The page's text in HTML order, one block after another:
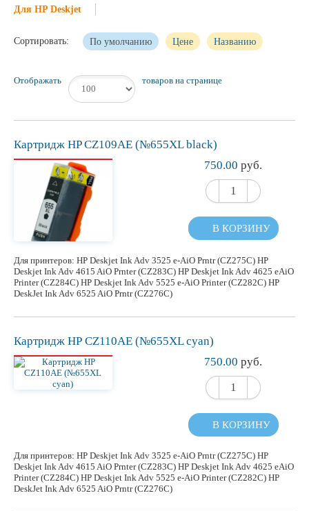
Для HP Deskjet
Сортировать: По умолчанию Цене Названию
Отображать товаров на странице
Картридж HP CZ109AE (№655XL black)
750.00 руб.
В КОРЗИНУ
Для принтеров: HP Deskjet Ink Adv 3525 e-AiO Prntr (CZ275C) HP
Deskjet Ink Adv 4615 AiO Prnter (CZ283C) HP Deskjet Ink Adv 4625 eAiO
Printer (CZ284C) HP Deskjet Ink Adv 5525 e-AiO Printer (CZ282C) HP
DeskJet Ink Adv 6525 AiO Prntr (CZ276C)
Картридж НР CZ110AE (№655XL cyan)
750.00 руб.
В КОРЗИНУ
Для принтеров: HP Deskjet Ink Adv 3525 e-AiO Prntr (CZ275C) HP
Deskjet Ink Adv 4615 AiO Prnter (CZ283C) HP Deskjet Ink Adv 4625 eAiO
Printer (CZ284C) HP Deskjet Ink Adv 5525 e-AiO Printer (CZ282C) HP
DeskJet Ink Adv 6525 AiO Prntr (CZ276C)